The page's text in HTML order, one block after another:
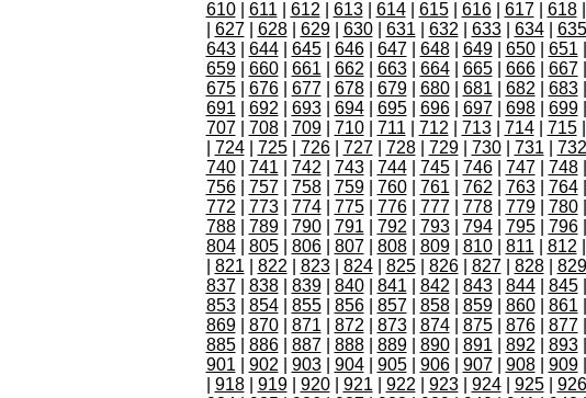
610| 611 612 613| 614| 615| 616| 617| 618|
627| 628| 629| 630| 631 632 633| 634| 635
643| 644| 645| 646| 647| 648| 649| 650| 651
659| 660| 661 662 663| 664| 665| 666| 667|
675| 676| 677| 678| 679| 680| 681 682 683|
691
692 693| 694| 695| 696| 697| 698| 699|
707| 708| 709| 710| 711 712 713| 714| 715|
724| 725| 726| 727| 728| 729| 730| 731 732
740| 741 742 743| 744| 745| 746| 747| 748|
756| 757| 758| 759| 760| 761 762 763| 764|
772
773| 774| 775| 776| 777| 778| 779| 780|
788| 789| 790| 791 792 793| 794| 795| 796|
804| 805| 806| 807| 808| 809| 810| 811 812
821 822 823| 824| 825| 826| 827| 828| 829
837| 838| 839| 840| 841 842 843| 844| 845|
853| 854| 855| 856| 857| 858| 859| 860| 861
869| 870| 871 872 873| 874| 875| 876| 877|
885| 886| 887| 888| 889| 890| 891 892 893|
901
902 903| 904| 905| 906| 907| 908| 909|
918| 919| 920| 921 922 923| 924| 925| 926